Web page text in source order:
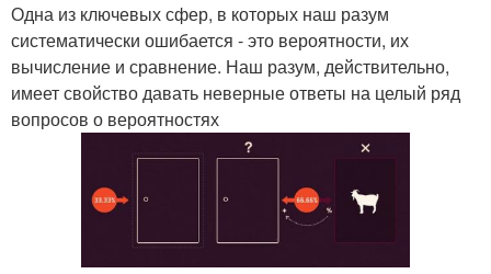
Одна из ключевых сфер, в которых наш разум
систематически ошибается - это вероятности, их
вычисление и сравнение. Наш разум, действительно,
имеет свойство давать неверные ответы на целый ряд
вопросов о вероятностях